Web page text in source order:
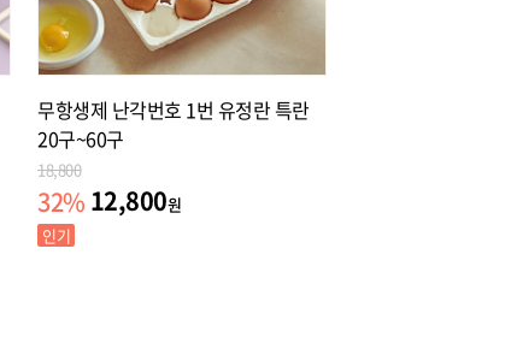
무항생제 난각번호 1번 유정란 특란
20구~60구
18,800
32% 12,800원
인기